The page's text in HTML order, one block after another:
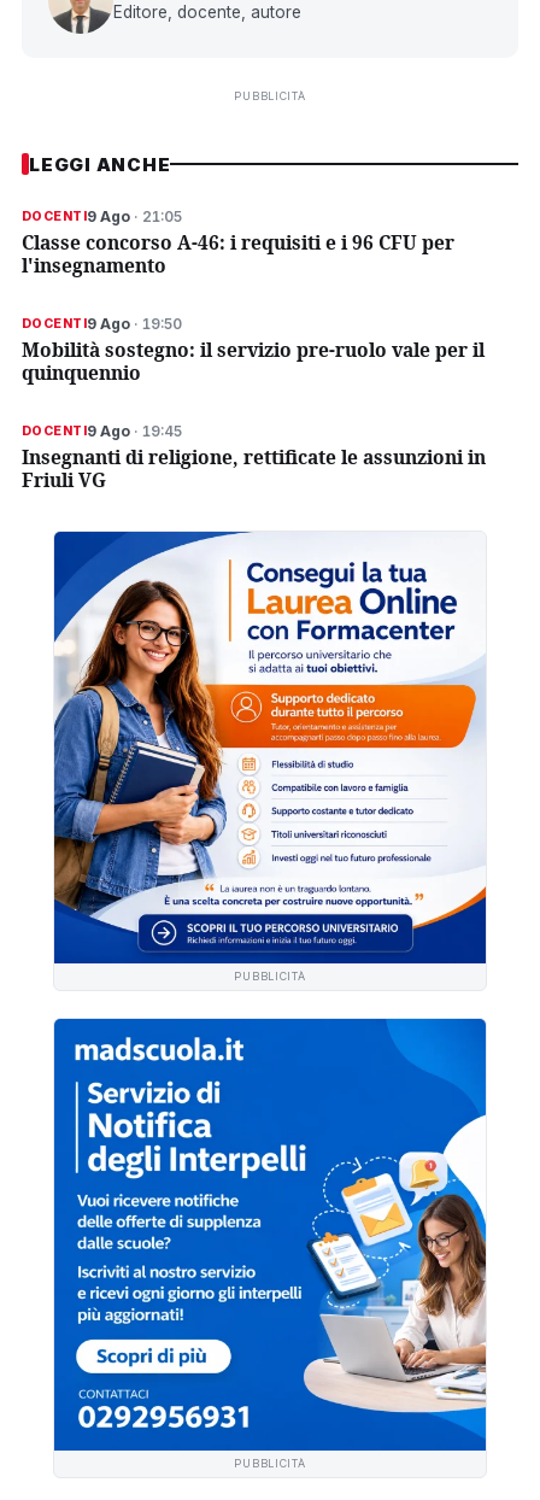
Editore, docente, autore
PUBBLICITÀ
LEGGI ANCHE
DOCENTI9 Ago· 21:05
Classe concorso A-46: i requisiti e i 96 CFU per
l'insegnamento
DOCENTI9 Ago· 19:50
Mobilità sostegno: il servizio pre-ruolo vale per il
quinquennio
DOCENTI9 Ago· 19:45
Insegnanti di religione, rettificate le assunzioni in
Friuli VG
PUBBLICITÀ
PUBBLICITÀ